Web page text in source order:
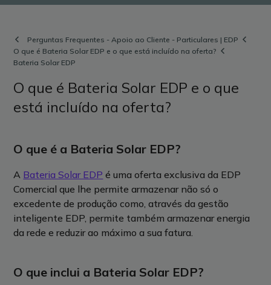
Perguntas Frequentes - Apoio ao Cliente - Particulares | EDP
O que é Bateria Solar EDP e o que está incluído na oferta?
Bateria Solar EDP
O que é Bateria Solar EDP e o que
está incluído na oferta?
O que é a Bateria Solar EDP?
A Bateria Solar EDP é uma oferta exclusiva da EDP
Comercial que lhe permite armazenar não só o
excedente de produção como, através da gestão
inteligente EDP, permite também armazenar energia
da rede e reduzir ao máximo a sua fatura.
O que inclui a Bateria Solar EDP?